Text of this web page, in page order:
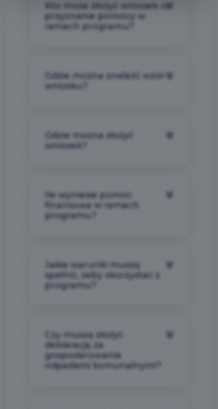
Kto może złożyć wniosek o
przyznanie pomocy w
ramach programu?
Gdzie można znaleźć wzór
wniosku?
Gdzie można złożyć
wniosek?
Ile wyniesie pomoc
finansowa w ramach
programu?
Jakie warunki muszę
spełnić, żeby skorzystać z
programu?
Czy muszę złożyć
deklarację za
gospodarowanie
odpadami komunalnymi?